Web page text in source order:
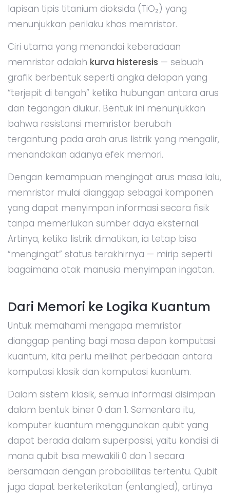
lapisan tipis titanium dioksida (TiO₂) yang
menunjukkan perilaku khas memristor.
Ciri utama yang menandai keberadaan
memristor adalah kurva histeresis — sebuah
grafik berbentuk seperti angka delapan yang
“terjepit di tengah” ketika hubungan antara arus
dan tegangan diukur. Bentuk ini menunjukkan
bahwa resistansi memristor berubah
tergantung pada arah arus listrik yang mengalir,
menandakan adanya efek memori.
Dengan kemampuan mengingat arus masa lalu,
memristor mulai dianggap sebagai komponen
yang dapat menyimpan informasi secara fisik
tanpa memerlukan sumber daya eksternal.
Artinya, ketika listrik dimatikan, ia tetap bisa
“mengingat” status terakhirnya — mirip seperti
bagaimana otak manusia menyimpan ingatan.
Dari Memori ke Logika Kuantum
Untuk memahami mengapa memristor
dianggap penting bagi masa depan komputasi
kuantum, kita perlu melihat perbedaan antara
komputasi klasik dan komputasi kuantum.
Dalam sistem klasik, semua informasi disimpan
dalam bentuk biner 0 dan 1. Sementara itu,
komputer kuantum menggunakan qubit yang
dapat berada dalam superposisi, yaitu kondisi di
mana qubit bisa mewakili 0 dan 1 secara
bersamaan dengan probabilitas tertentu. Qubit
juga dapat berketerikatan (entangled), artinya